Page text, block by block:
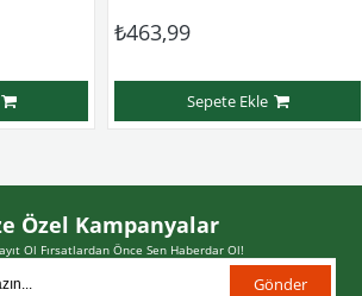
₺463,99
Sepete Ekle
Özel Kampanyalar
Ol Fırsatlardan Önce Sen Haberdar Ol!
Gönder